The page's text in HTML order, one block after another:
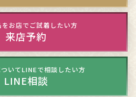
をお店でご試着したい方
来店予約
いてLINEで相談したい方
LINE相談